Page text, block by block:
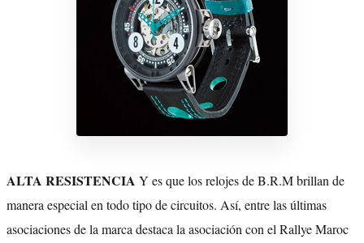
ALTA RESISTENCIA Y es que los relojes de B.R.M brillan de
manera especial en todo tipo de circuitos. Así, entre las últimas
asociaciones de la marca destaca la asociación con el Rallye Maroc